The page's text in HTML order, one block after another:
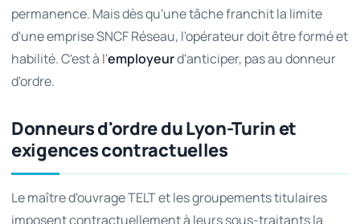
permanence. Mais dès qu'une tâche franchit la limite
d'une emprise SNCF Réseau, l'opérateur doit être formé et
habilité. C'est à l'employeurd'anticiper, pas au donneur
d'ordre.
Donneurs d'ordre du Lyon-Turin et
exigences contractuelles
Le maître d'ouvrage TELT et les groupements titulaires
imposent contractuellement à leurs sous-traitants la